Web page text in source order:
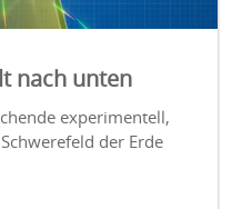
nach unten
experimentell,
der Erde